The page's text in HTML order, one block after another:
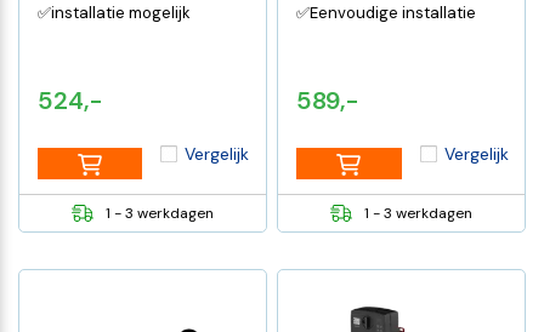
524,-
✅installatie mogelijk
1 - 3 werkdagen
Vergelijk
589,-
✅Eenvoudige installatie
1 - 3 werkdagen
Vergelijk